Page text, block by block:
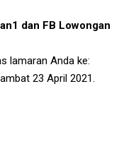
dan FB Lowongan
lamaran Anda ke:
23 April 2021.